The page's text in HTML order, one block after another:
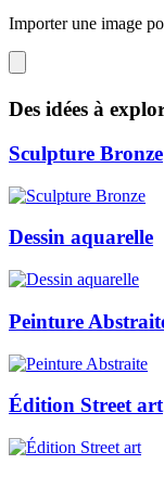
Importer une image
Des idées à
Sculpture Bronze
Dessin aquarelle
Peinture
Édition Street art